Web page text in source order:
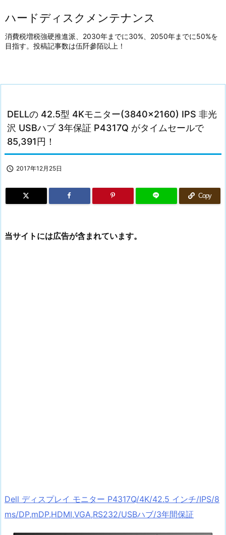
ハードディスクメンテナンス
消費税増税強硬推進派、2030年までに30%、2050年までに50%を
目指す。投稿記事数は伍阡參陌以上！
DELLの 42.5型 4Kモニター(3840×2160) IPS 非光
沢 USBハブ 3年保証 P4317Q がタイムセールで
85,391円！
 2017年12月25日
Copy
当サイトには広告が含まれています。
Dell ディスプレイ モニター P4317Q/4K/42.5 インチ/IPS/8
ms/DP,mDP,HDMI,VGA,RS232/USBハブ/3年間保証